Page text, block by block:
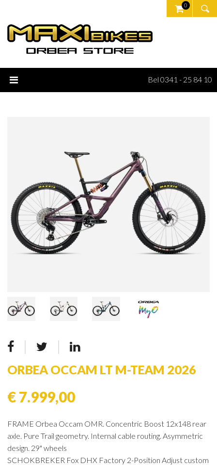
0
Bel 0341 - 25 84 10
ORBEA OCCAM LT M-TEAM 2026
€ 7.999,00
FRAME Orbea Occam OMR. Concentric Boost 12x148 rear
axle. Pure Trail geometry. Internal cable routing. Asymmetric
design. 29" wheels
SCHOKBREKER Fox DHX Factory 2-Position Adjust custom